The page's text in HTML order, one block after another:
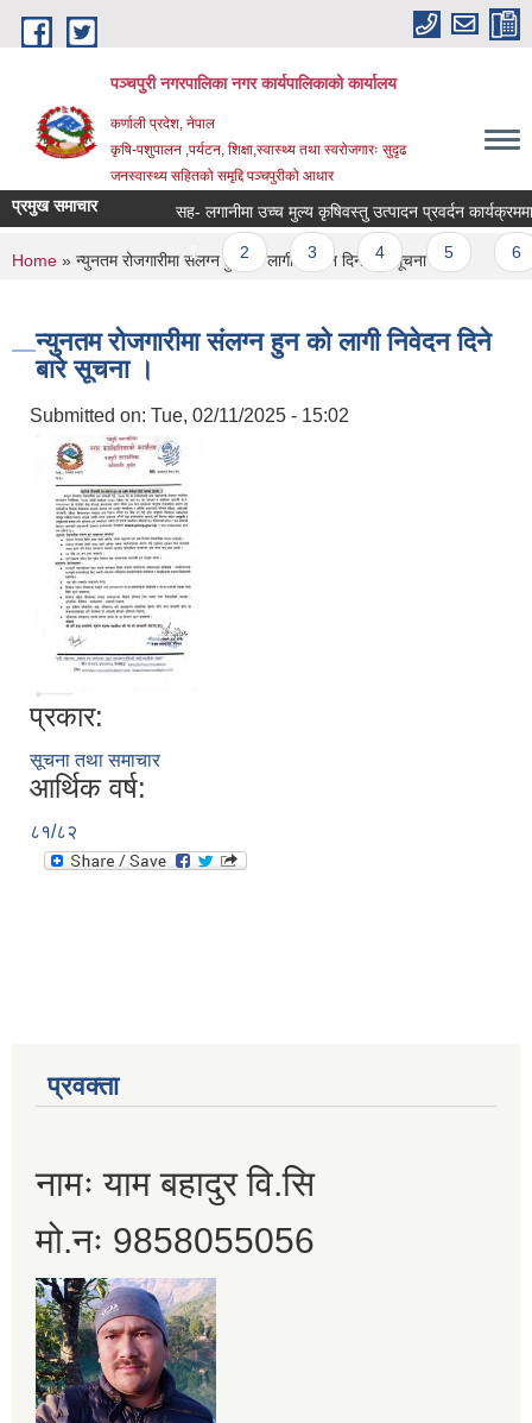
Skip to main content
पञ्चपुरी नगरपालिका नगर कार्यपालिकाको कार्यालय
कर्णाली प्रदेश, नेपाल
कृषि-पशुपालन ,पर्यटन, शिक्षा,स्वास्थ्य तथा स्वरोजगारः सुदृढ
जनस्वास्थ्य सहितको समृद्दि पञ्चपुरीको आधार
प्रमुख समाचार सह- लगानीमा उच्च मुल्य कृषिवस्तु उत्पादन प्रवर्दन कार्यक्रममा
Pages
1 2 3 4 5
You are here
Home » न्युनतम रोजगारीमा संलग्न हुन को लागी निवेदन दिने बारे सूचना ।
न्युनतम रोजगारीमा संलग्न हुन को लागी निवेदन दिने
बारे सूचना ।
Submitted on: Tue, 02/11/2025 - 15:02
प्रकार:
सूचना तथा समाचार
आर्थिक वर्ष:
८१/८२
प्रवक्ता
नामः याम बहादुर वि.सि
मो.नः 9858055056